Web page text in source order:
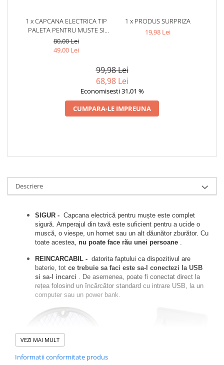
1 x CAPCANA ELECTRICA TIP
PALETA PENTRU MUSTE SI
DIVERSE INSECTE - ALB
80,00 Lei
49,00 Lei
1 x PRODUS SURPRIZA
19,98 Lei
99,98 Lei
68,98 Lei
Economisesti 31,01 %
CUMPARA-LE IMPREUNA
Descriere
SIGUR - Capcana electrică pentru muște este complet
sigură. Amperajul din tavă este suficient pentru a ucide o
muscă, o viespe, un hornet sau un alt dăunător zburător. Cu
toate acestea, nu poate face rău unei persoane
REINCARCABIL - datorita faptului ca dispozitivul are
baterie, tot ce trebuie sa faci este sa-l conectezi la USB
si sa-l incarci
De asemenea, poate fi conectat direct la
rețea folosind un încărcător standard cu intrare USB, la un
computer sau un power bank.
VEZI MAI MULT
Informatii conformitate produs